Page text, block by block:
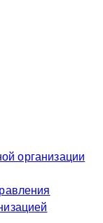
организации